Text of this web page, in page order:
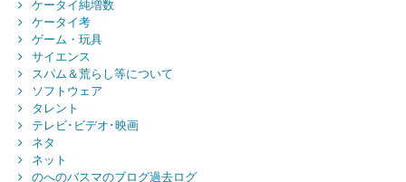
ケータイ純増数
ケータイ考
ゲーム・玩具
サイエンス
スパム＆荒らし等について
ソフトウェア
タレント
テレビ･ビデオ･映画
ネタ
ネット
のへのバスマのブログ過去ログ